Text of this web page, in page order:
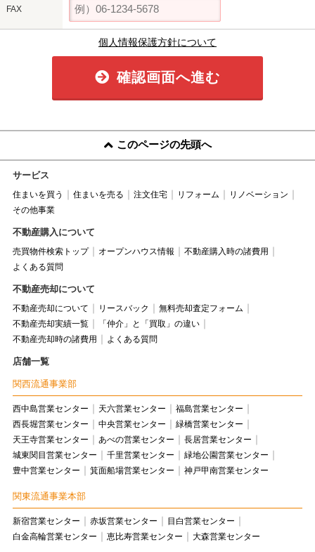
FAX
個人情報保護方針について
確認画面へ進む
このページの先頭へ
サービス
住まいを買う 住まいを売る 注文住宅 リフォーム
リノベーション
その他事業
不動産購入について
売買物件検索トップ オープンハウス情報
不動産購入時の諸費用
よくある質問
不動産売却について
不動産売却について リースバック
無料売却査定フォーム
不動産売却実績一覧
「仲介」と「買取」の違い
不動産売却時の諸費用
よくある質問
店舗一覧
関西流通事業部
西中島営業センター 天六営業センター
福島営業センター
西長堀営業センター
中央営業センター
緑橋営業センター
天王寺営業センター
あべの営業センター
長居営業センター
城東関目営業センター
千里営業センター
緑地公園営業センター
豊中営業センター
箕面船場営業センター 神戸甲南営業センター
関東流通事業本部
新宿営業センター 赤坂営業センター
目白営業センター
白金高輪営業センター
恵比寿営業センター 大森営業センター